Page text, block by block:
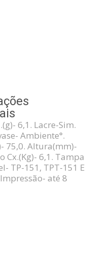
6,1. Lacre-Sim.
Ambiente°.
75,0. Altura(mm)-
Cx.(Kg)- 6,1. Tampa
TP-151, TPT-151 E
até 8